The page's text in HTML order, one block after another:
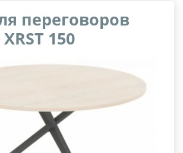
переговоров
150